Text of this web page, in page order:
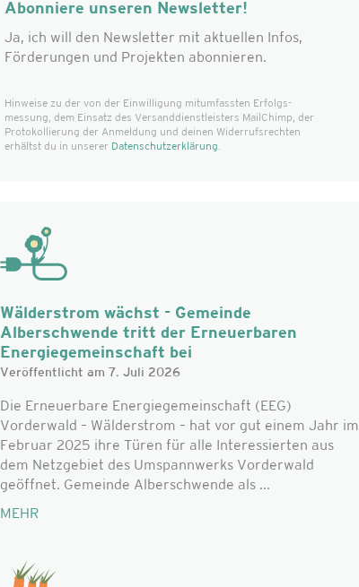
Abonniere unseren Newsletter!
Ja, ich will den Newsletter mit aktuellen Infos,
Förderungen und Projekten abonnieren.
Hinweise zu der von der Einwilligung mitumfassten Erfolgs­
messung, dem Einsatz des Versanddienst­leisters MailChimp, der
Protokollierung der Anmeldung und deinen Widerrufsrechten
erhältst du in unserer Datenschutzerklärung.
Wälderstrom wächst - Gemeinde
Alberschwende tritt der Erneuerbaren
Energiegemeinschaft bei
Veröffentlicht am 7. Juli 2026
Die Erneuerbare Energiegemeinschaft (EEG)
Vorderwald – Wälderstrom – hat vor gut einem Jahr im
Februar 2025 ihre Türen für alle Interessierten aus
dem Netzgebiet des Umspannwerks Vorderwald
geöffnet. Gemeinde Alberschwende als ...
MEHR